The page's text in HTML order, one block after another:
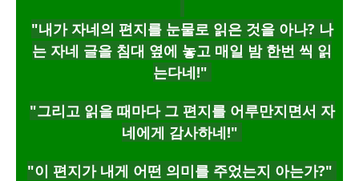
"내가 자네의 편지를 눈물로 읽은 것을 아나? 나
는 자네 글을 침대 옆에 놓고 매일 밤 한번 씩 읽
는다네!"
"그리고 읽을 때마다 그 편지를 어루만지면서 자
네에게 감사하네!"
"이 편지가 내게 어떤 의미를 주었는지 아는가?"